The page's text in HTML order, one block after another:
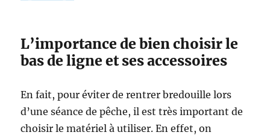
L’importance de bien choisir le
bas de ligne et ses accessoires
En fait, pour éviter de rentrer bredouille lors
d’une séance de pêche, il est très important de
choisir le matériel à utiliser. En effet, on